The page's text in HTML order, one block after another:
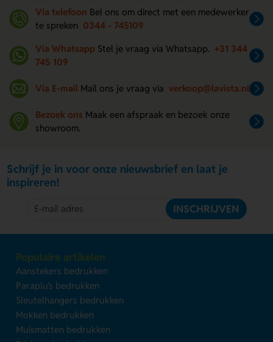
Via telefoon Bel ons om direct met een medewerker
te spreken 0344 - 745109
Via Whatsapp Stel je vraag via Whatsapp. +31 344
745 109
Via E-mail Mail ons je vraag via verkoop@lavista.nl
Bezoek ons Maak een afspraak en bezoek onze
showroom.
Schrijf je in voor onze nieuwsbrief en laat je
inspireren!
INSCHRIJVEN
Populaire artikelen
Aanstekers bedrukken
Paraplu's bedrukken
Sleutelhangers bedrukken
Mokken bedrukken
Muismatten bedrukken